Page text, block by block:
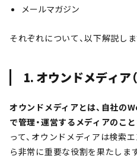
メールマガジン
それぞれについて、以下解説しま
1. オウンドメディア（
オウンドメディアとは、自社の
で管理・運営するメディアのこと
って、オウンドメディアは検索
ら非常に重要な役割を果たします